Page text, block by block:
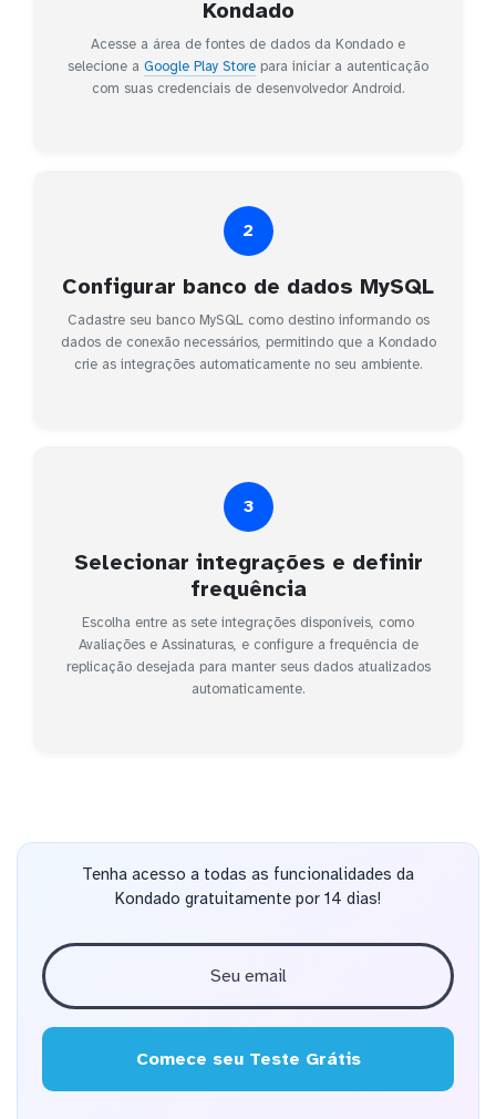
Kondado
Acesse a área de fontes de dados da Kondado e
selecione a Google Play Store para iniciar a autenticação
com suas credenciais de desenvolvedor Android.
2
Configurar banco de dados MySQL
Cadastre seu banco MySQL como destino informando os
dados de conexão necessários, permitindo que a Kondado
crie as integrações automaticamente no seu ambiente.
3
Selecionar integrações e definir
frequência
Escolha entre as sete integrações disponíveis, como
Avaliações e Assinaturas, e configure a frequência de
replicação desejada para manter seus dados atualizados
automaticamente.
Tenha acesso a todas as funcionalidades da
Kondado gratuitamente por 14 dias!
Comece seu Teste Grátis